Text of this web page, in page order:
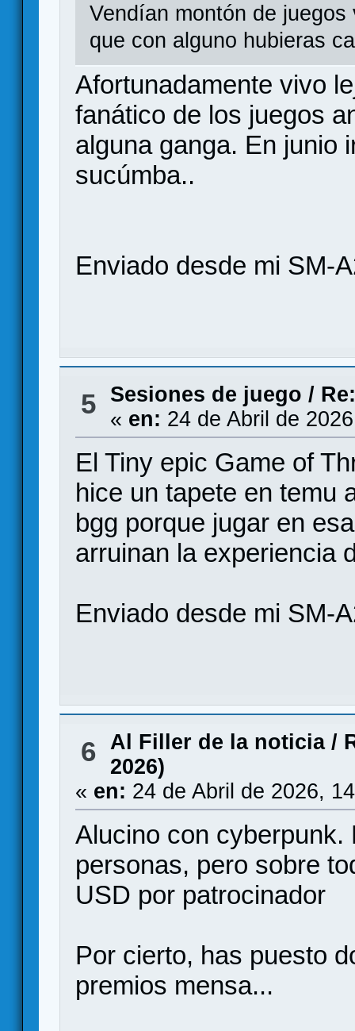
Vendían montón de
que con alguno hubieras
Afortunadamente vivo
fanático de los juegos
alguna ganga. En junio
sucúmba..
Enviado desde mi SM-
5 Sesiones de juego /
« en: 24 de Abril de
El Tiny epic Game of
hice un tapete en temu
bgg porque jugar en
arruinan la experiencia
Enviado desde mi SM-
6 Al Filler de la noticia/
2026)
« en: 24 de Abril de 2026,
Alucino con cyberpunk.
personas, pero sobre
USD por patrocinador
Por cierto, has puesto
premios mensa...